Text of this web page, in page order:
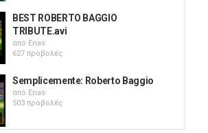
BEST ROBERTO BAGGIO
TRIBUTE.avi
από Enas
627 προβολές
Semplicemente: Roberto Baggio
από Enas
503 προβολές